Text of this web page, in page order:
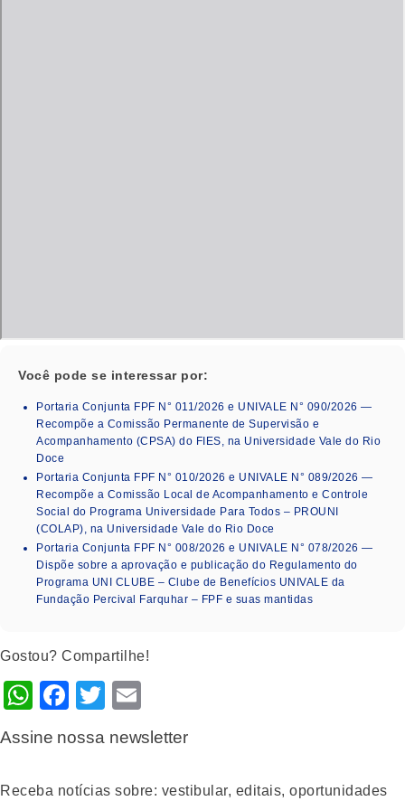
Você pode se interessar por:
Portaria Conjunta FPF N° 011/2026 e UNIVALE N° 090/2026 —
Recompõe a Comissão Permanente de Supervisão e
Acompanhamento (CPSA) do FIES, na Universidade Vale do Rio
Doce
Portaria Conjunta FPF N° 010/2026 e UNIVALE N° 089/2026 —
Recompõe a Comissão Local de Acompanhamento e Controle
Social do Programa Universidade Para Todos – PROUNI
(COLAP), na Universidade Vale do Rio Doce
Portaria Conjunta FPF N° 008/2026 e UNIVALE N° 078/2026 —
Dispõe sobre a aprovação e publicação do Regulamento do
Programa UNI CLUBE – Clube de Benefícios UNIVALE da
Fundação Percival Farquhar – FPF e suas mantidas
Gostou? Compartilhe!
WhatsApp
Facebook
Twitter
Assine nossa newsletter
Receba notícias sobre: vestibular, editais, oportunidades